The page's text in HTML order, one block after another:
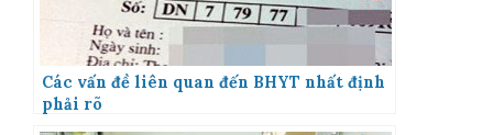
Các vấn đề liên quan đến BHYT nhất định
phải rõ